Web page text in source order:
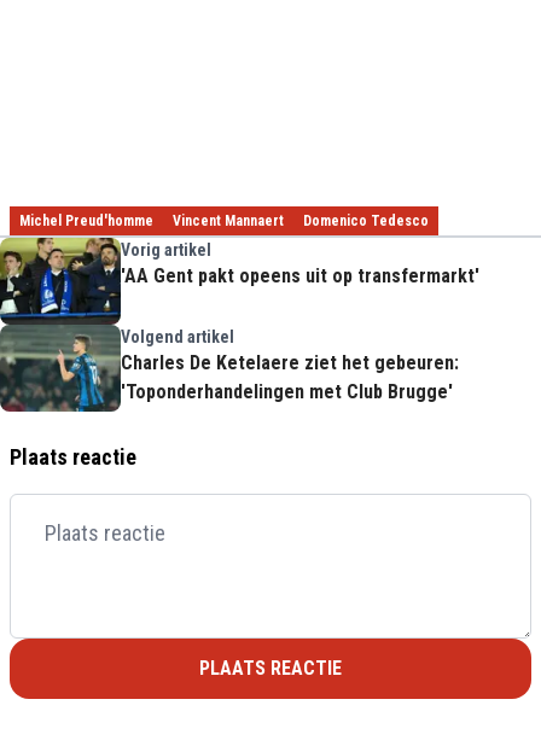
Michel Preud'homme Vincent Mannaert Domenico Tedesco
Vorig artikel
'AA Gent pakt opeens uit op transfermarkt'
Volgend artikel
Charles De Ketelaere ziet het gebeuren:
'Toponderhandelingen met Club Brugge'
Plaats reactie
PLAATS REACTIE